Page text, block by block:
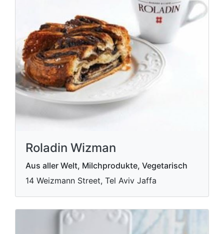
Roladin Wizman
Aus aller Welt, Milchprodukte, Vegetarisch
14 Weizmann Street, Tel Aviv Jaffa